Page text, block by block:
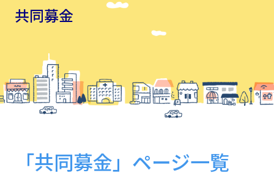
共同募金
「共同募金」ページ一覧